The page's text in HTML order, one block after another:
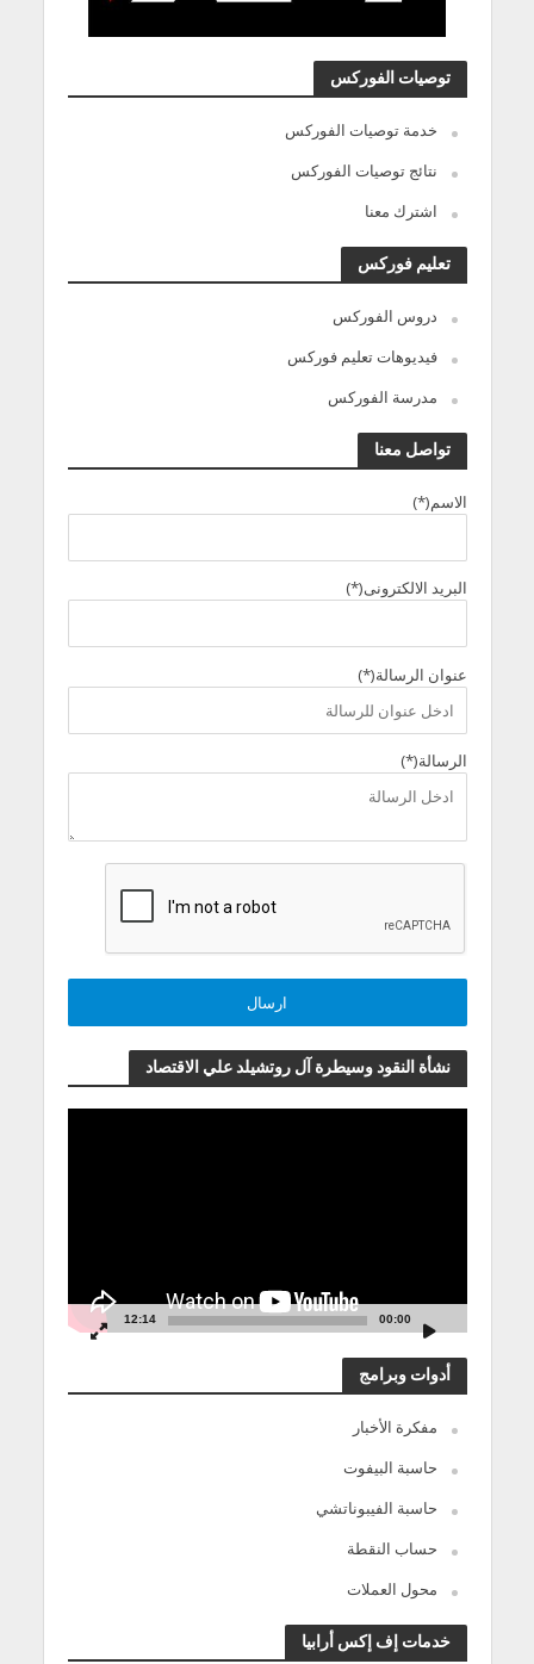
توصيات الفوركس
خدمة توصيات الفوركس
نتائج توصيات الفوركس
اشترك معنا
تعليم فوركس
دروس الفوركس
فيديوهات تعليم فوركس
مدرسة الفوركس
تواصل معنا
الاسم(*)
البريد الالكترونى(*)
عنوان الرسالة(*)
الرسالة(*)
نشأة النقود وسيطرة آل روتشيلد علي الاقتصاد
00:00
12:14
أدوات وبرامج
مفكرة الأخبار
حاسبة البيفوت
حاسبة الفيبوناتشي
حساب النقطة
محول العملات
خدمات إف إكس أرابيا